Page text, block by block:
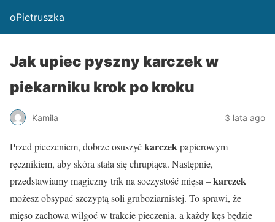
oPietruszka
Jak upiec pyszny karczek w
piekarniku krok po kroku
Kamila 3 lata ago
Przed pieczeniem, dobrze osuszyćkarczekpapierowym
ręcznikiem, aby skóra stała się chrupiąca. Następnie,
przedstawiamy magiczny trik na soczystość mięsa –karczek
możesz obsypać szczyptą soli gruboziarnistej. To sprawi, że
mięso zachowa wilgoć w trakcie pieczenia, a każdy kęs będzie